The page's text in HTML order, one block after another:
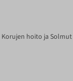
Korujen hoito ja Solmut